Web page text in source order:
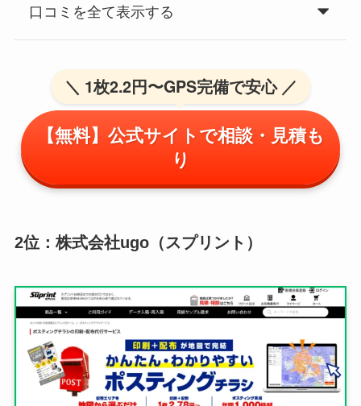
口コミを全て表示する
＼ 1枚2.2円〜GPS完備で安心 ／
【無料】公式サイトで相談・見積も
り
2位：株式会社ugo（スプリント）